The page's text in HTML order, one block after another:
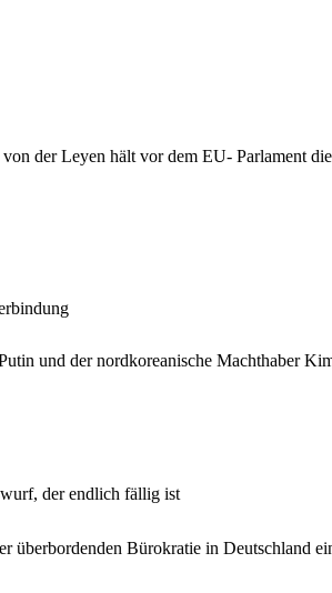
der Leyen hält vor dem EU- Parlament
und der nordkoreanische Machthaber
der endlich fällig ist
überbordenden Bürokratie in Deutschland